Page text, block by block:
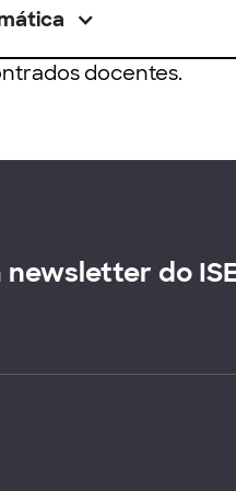
docentes.
newsletter do